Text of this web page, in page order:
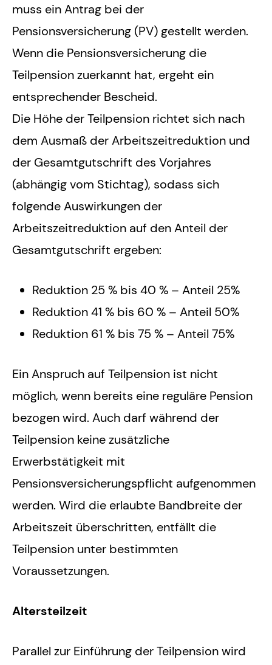
muss ein Antrag bei der
Pensionsversicherung (PV) gestellt werden.
Wenn die Pensionsversicherung die
Teilpension zuerkannt hat, ergeht ein
entsprechender Bescheid.
Die Höhe der Teilpension richtet sich nach
dem Ausmaß der Arbeitszeitreduktion und
der Gesamtgutschrift des Vorjahres
(abhängig vom Stichtag), sodass sich
folgende Auswirkungen der
Arbeitszeitreduktion auf den Anteil der
Gesamtgutschrift ergeben:
Reduktion 25 % bis 40 % – Anteil 25%
Reduktion 41 % bis 60 % – Anteil 50%
Reduktion 61 % bis 75 % – Anteil 75%
Ein Anspruch auf Teilpension ist nicht
möglich, wenn bereits eine reguläre Pension
bezogen wird. Auch darf während der
Teilpension keine zusätzliche
Erwerbstätigkeit mit
Pensionsversicherungspflicht aufgenommen
werden. Wird die erlaubte Bandbreite der
Arbeitszeit überschritten, entfällt die
Teilpension unter bestimmten
Voraussetzungen.
Altersteilzeit
Parallel zur Einführung der Teilpension wird